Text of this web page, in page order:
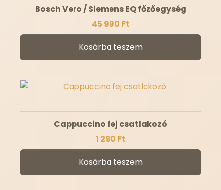
Bosch Vero / Siemens EQ főzőegység
45 990 Ft
Kosárba teszem
Cappuccino fej csatlakozó
1 290 Ft
Kosárba teszem